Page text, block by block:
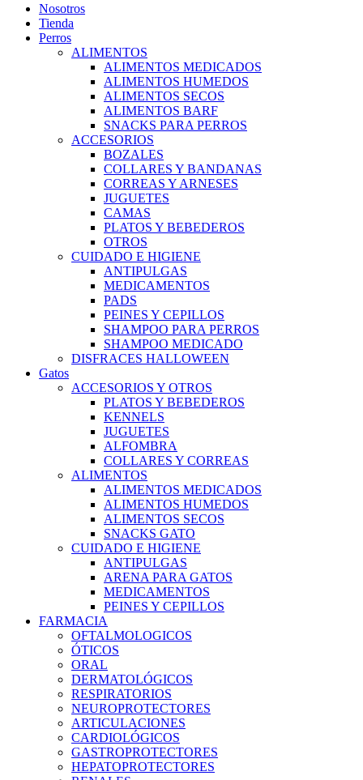
Nosotros
Tienda
Perros
ALIMENTOS
ALIMENTOS MEDICADOS
ALIMENTOS HUMEDOS
ALIMENTOS SECOS
ALIMENTOS BARF
SNACKS PARA PERROS
ACCESORIOS
BOZALES
COLLARES Y BANDANAS
CORREAS Y ARNESES
JUGUETES
CAMAS
PLATOS Y BEBEDEROS
OTROS
CUIDADO E HIGIENE
ANTIPULGAS
MEDICAMENTOS
PADS
PEINES Y CEPILLOS
SHAMPOO PARA PERROS
SHAMPOO MEDICADO
DISFRACES HALLOWEEN
Gatos
ACCESORIOS Y OTROS
PLATOS Y BEBEDEROS
KENNELS
JUGUETES
ALFOMBRA
COLLARES Y CORREAS
ALIMENTOS
ALIMENTOS MEDICADOS
ALIMENTOS HUMEDOS
ALIMENTOS SECOS
SNACKS GATO
CUIDADO E HIGIENE
ANTIPULGAS
ARENA PARA GATOS
MEDICAMENTOS
PEINES Y CEPILLOS
FARMACIA
OFTALMOLOGICOS
ÓTICOS
ORAL
DERMATOLÓGICOS
RESPIRATORIOS
NEUROPROTECTORES
ARTICULACIONES
CARDIOLÓGICOS
GASTROPROTECTORES
HEPATOPROTECTORES